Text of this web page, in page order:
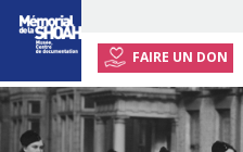
FAIRE UN DON
ACCUEIL
EXPOSITION ITINÉRANTE